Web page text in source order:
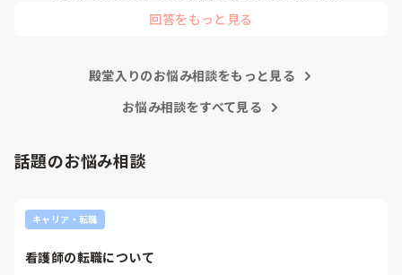
ることがどんどん増えていったと思っています。
朝の情報収集にも時間がかかり、結果、患者のことがわから
の意味があるのか疑問です。
やったことないの！？もう10ヶ月なんだから、未経験なこと
新人さんが可愛そう、と感じることもある反面、ペアの先輩
が何か処置をしているけど、ペアの新人はのんびり記録して
がいいんじゃないの？」と声をかけても、「記録終わってな
と意見交換を行うべきと思いますよ🎵それに人手が足りないの
の向き合い方になると思いますよ🎵僕は昔の人間なので、昔は
いと思います。昔は患者様、スタッフ全員に目を配れる人が沢
るなら実施してみてはどうでしょうか⁉️そういう事と思います
回答をもっと見る
殿堂入りのお悩み相談をもっと見る
お悩み相談をすべて見る
話題のお悩み相談
キャリア・転職
看護師の転職について